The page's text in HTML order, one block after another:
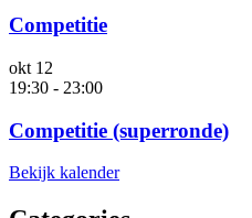
Competitie
okt 12
19:30 - 23:00
Competitie (superronde)
Bekijk kalender